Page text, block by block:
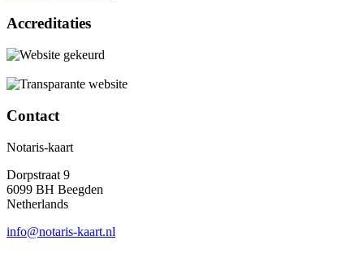
Accreditaties
Contact
Notaris-kaart
Dorpstraat 9
6099 BH Beegden
Netherlands
info@notaris-kaart.nl